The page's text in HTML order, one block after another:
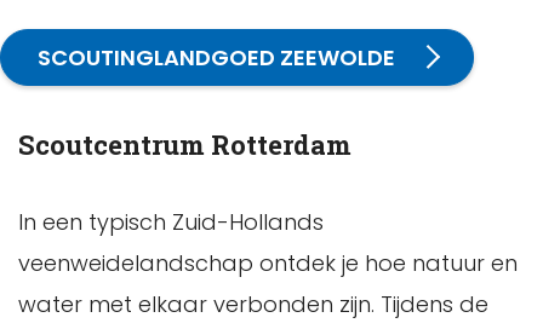
SCOUTINGLANDGOED ZEEWOLDE
Scoutcentrum Rotterdam
In een typisch Zuid-Hollands
veenweidelandschap ontdek je hoe natuur en
water met elkaar verbonden zijn. Tijdens de